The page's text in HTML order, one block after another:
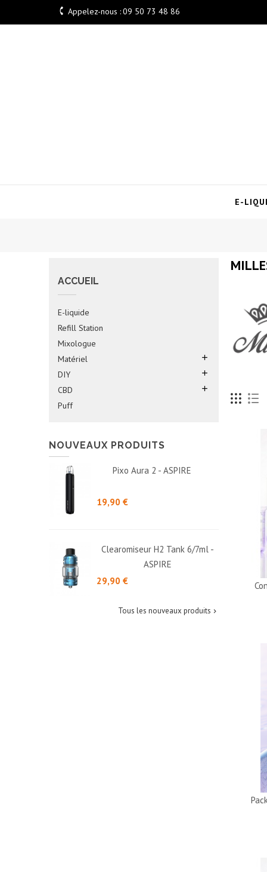
 Appelez-nous :09 50 73 48 86
E-
ACCUEIL
E-liquide
Refill Station
Mixologue
Matériel

DIY 
CBD 
Puff
NOUVEAUX PRODUITS
Pixo Aura 2 - ASPIRE
19,90 €
Clearomiseur H2 Tank 6/7ml -
ASPIRE
29,90 €
Tous les nouveaux produits 